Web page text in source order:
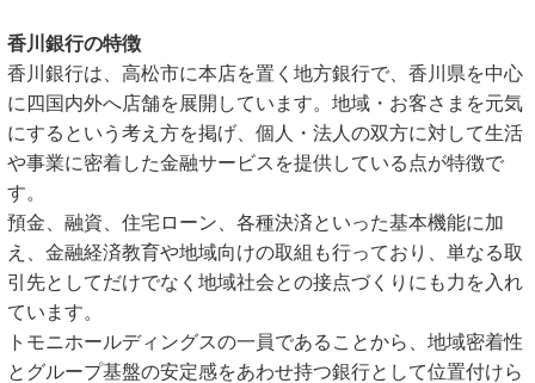
香川銀行の特徴
香川銀行は、高松市に本店を置く地方銀行で、香川県を中心
に四国内外へ店舗を展開しています。地域・お客さまを元気
にするという考え方を掲げ、個人・法人の双方に対して生活
や事業に密着した金融サービスを提供している点が特徴で
す。
預金、融資、住宅ローン、各種決済といった基本機能に加
え、金融経済教育や地域向けの取組も行っており、単なる取
引先としてだけでなく地域社会との接点づくりにも力を入れ
ています。
トモニホールディングスの一員であることから、地域密着性
とグループ基盤の安定感をあわせ持つ銀行として位置付けら